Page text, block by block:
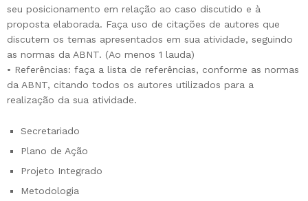
seu posicionamento em relação ao caso discutido e à
proposta elaborada. Faça uso de citações de autores que
discutem os temas apresentados em sua atividade, seguindo
as normas da ABNT. (Ao menos 1 lauda)
• Referências: faça a lista de referências, conforme as normas
da ABNT, citando todos os autores utilizados para a
realização da sua atividade.
Secretariado
Plano de Ação
Projeto Integrado
Metodologia